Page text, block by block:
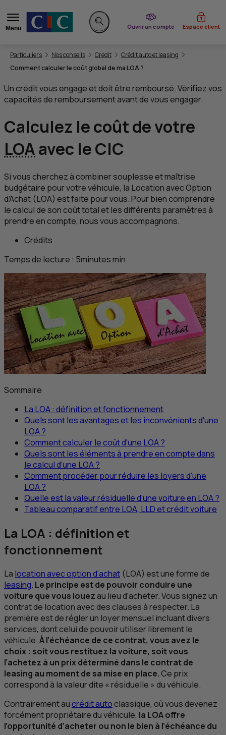
Menu
Rechercher sur le site
Ouvrir un compte
du CIC Espace client
Vous êtes ici:
Particuliers Nos conseils Crédit
Crédit auto et leasing
Comment calculer le coût global de ma LOA ?
Un crédit vous engage et doit être remboursé. Vérifiez vos
capacités de remboursement avant de vous engager.
Calculez le coût de votre
LOAavec leCIC
Si vous cherchez à combiner souplesse et maîtrise
budgétaire pour votre véhicule, la Location avec Option
d’Achat (LOA) est faite pour vous. Pour bien comprendre
le calcul de son coût total et les différents paramètres à
prendre en compte, nous vous accompagnons.
Crédits
Temps de lecture : 5minutesmin
Sommaire
La LOA: définition et fonctionnement
Quels sont les avantages et les inconvénients d'une
LOA?
Comment calculer le coût d'une LOA?
Quels sont les éléments à prendre en compte dans
le calcul d’une LOA?
Comment procéder pour réduire les loyers d'une
LOA?
Quelle est la valeur résiduelle d'une voiture en LOA?
Tableau comparatif entre LOA, LLDet crédit voiture
La LOA : définition et
fonctionnement
La location avec option d’achat (LOA) est une forme de
leasing. Le principe est de pouvoir conduire une
voiture que vous louezau lieu d’acheter. Vous signez un
contrat de location avec des clauses à respecter. La
première est de régler un loyer mensuel incluant divers
services, dont celui de pouvoir utiliser librement le
véhicule.À l’échéance de ce contrat, vous avez le
choix : soit vous restituez la voiture, soit vous
l’achetez à un prix déterminé dans le contrat de
leasing au moment de sa mise en place.Ce prix
correspond à la valeur dite « résiduelle » du véhicule.
Contrairement aucrédit autoclassique, où vous devenez
forcément propriétaire du véhicule, la LOAoffre
l’opportunité d’acheter ou non le bien à l’échéance du